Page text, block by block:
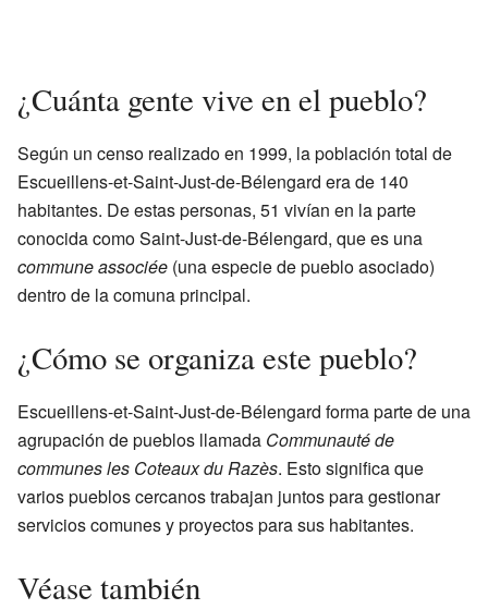
¿Cuánta gente vive en el pueblo?
Según un censo realizado en 1999, la población total de
Escueillens-et-Saint-Just-de-Bélengard era de 140
habitantes. De estas personas, 51 vivían en la parte
conocida como Saint-Just-de-Bélengard, que es una
commune associée (una especie de pueblo asociado)
dentro de la comuna principal.
¿Cómo se organiza este pueblo?
Escueillens-et-Saint-Just-de-Bélengard forma parte de una
agrupación de pueblos llamada Communauté de
communes les Coteaux du Razès. Esto significa que
varios pueblos cercanos trabajan juntos para gestionar
servicios comunes y proyectos para sus habitantes.
Véase también